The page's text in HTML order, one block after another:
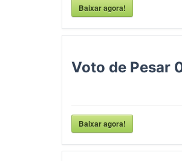
Baixar agora!
Voto de Pesar
Baixar agora!